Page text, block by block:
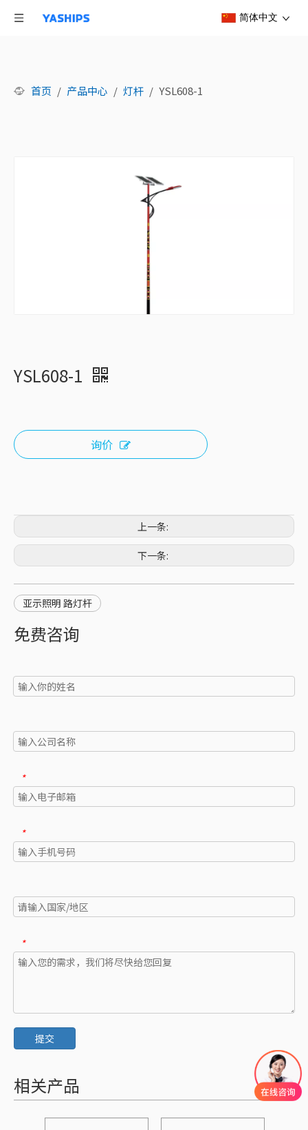
简体中文
首页 / 产品中心 / 灯杆 / YSL608-1
YSL608-1
询价
上一条:
下一条:
亚示照明 路灯杆
免费咨询
*
*
*
提交
相关产品